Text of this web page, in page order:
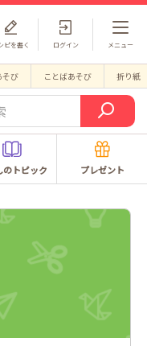
ログイン
ピを書く メニュー
そび ことばあそび 折り紙
のトピック プレゼント